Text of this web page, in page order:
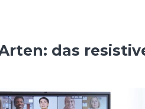
das